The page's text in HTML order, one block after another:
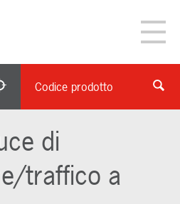
Codice prodotto
di
traffico a